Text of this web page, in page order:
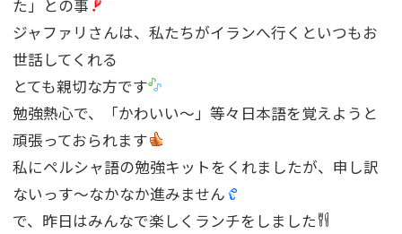
た」との事
ジャファリさんは、私たちがイランへ行くといつもお
世話してくれる
とても親切な方です
勉強熱心で、「かわいい〜」等々日本語を覚えようと
頑張っておられます
私にペルシャ語の勉強キットをくれましたが、申し訳
ないっす〜なかなか進みません
で、昨日はみんなで楽しくランチをしました